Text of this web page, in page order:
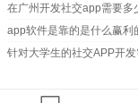
在广州开发社交app需要多
app软件是靠的是什么赢利
针对大学生的社交APP开